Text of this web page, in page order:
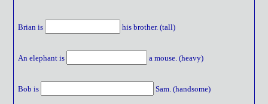
Brian is his brother. (tall)
An elephant is a mouse. (heavy)
Bob is Sam. (handsome)